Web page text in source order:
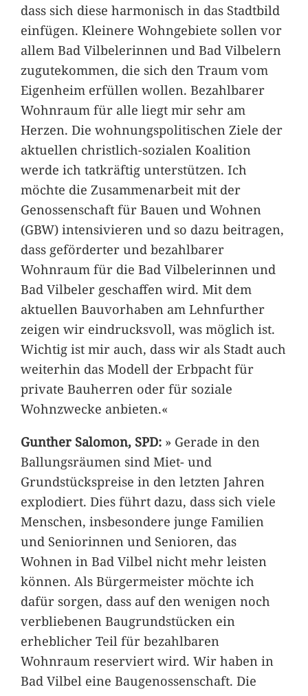
dass sich diese harmonisch in das Stadtbild
einfügen. Kleinere Wohngebiete sollen vor
allem Bad Vilbelerinnen und Bad Vilbelern
zugutekommen, die sich den Traum vom
Eigenheim erfüllen wollen. Bezahlbarer
Wohnraum für alle liegt mir sehr am
Herzen. Die wohnungspolitischen Ziele der
aktuellen christlich-sozialen Koalition
werde ich tatkräftig unterstützen. Ich
möchte die Zusammenarbeit mit der
Genossenschaft für Bauen und Wohnen
(GBW) intensivieren und so dazu beitragen,
dass geförderter und bezahlbarer
Wohnraum für die Bad Vilbelerinnen und
Bad Vilbeler geschaffen wird. Mit dem
aktuellen Bauvorhaben am Lehnfurther
zeigen wir eindrucksvoll, was möglich ist.
Wichtig ist mir auch, dass wir als Stadt auch
weiterhin das Modell der Erbpacht für
private Bauherren oder für soziale
Wohnzwecke anbieten.«
Gunther Salomon, SPD:» Gerade in den
Ballungsräumen sind Miet- und
Grundstückspreise in den letzten Jahren
explodiert. Dies führt dazu, dass sich viele
Menschen, insbesondere junge Familien
und Seniorinnen und Senioren, das
Wohnen in Bad Vilbel nicht mehr leisten
können. Als Bürgermeister möchte ich
dafür sorgen, dass auf den wenigen noch
verbliebenen Baugrundstücken ein
erheblicher Teil für bezahlbaren
Wohnraum reserviert wird. Wir haben in
Bad Vilbel eine Baugenossenschaft. Die